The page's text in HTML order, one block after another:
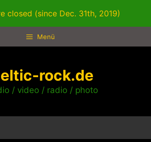
closed (since Dec. 31th, 2019)
Menü
rock.de
/ video / radio / photo